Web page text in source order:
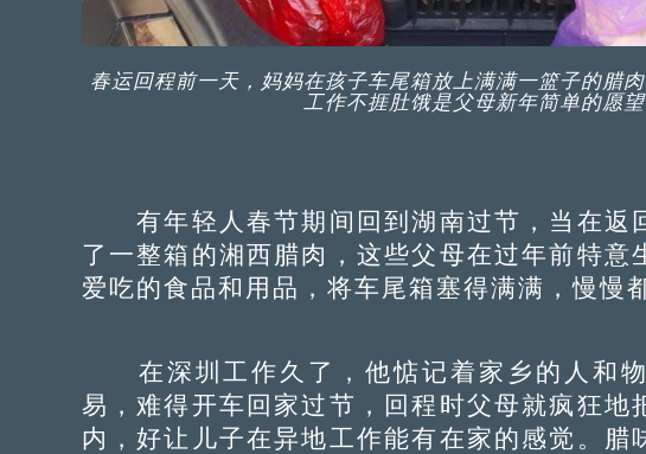
春运回程前一天，妈妈在孩子车尾箱放上满满一篮子的腊
工作不捱肚饿是父母新年简单的愿望
有年轻人春节期间回到湖南过节，当在返
了一整箱的湘西腊肉，这些父母在过年前特意
爱吃的食品和用品，将车尾箱塞得满满，慢慢
在深圳工作久了，他惦记着家乡的人和物
易，难得开车回家过节，回程时父母就疯狂地
内，好让儿子在异地工作能有在家的感觉。腊